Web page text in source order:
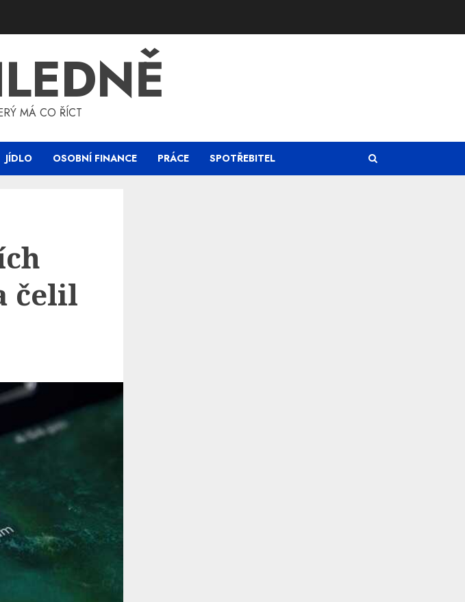
MÁ CO ŘÍCT
JÍDLO OSOBNÍ FINANCE PRÁCE SPOTŘEBITEL
čelil